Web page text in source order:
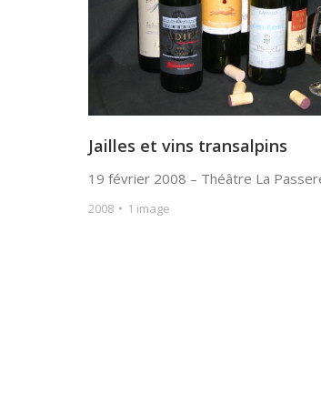
Jailles et vins transalpins
19 février 2008 – Théâtre La
2008 1 image